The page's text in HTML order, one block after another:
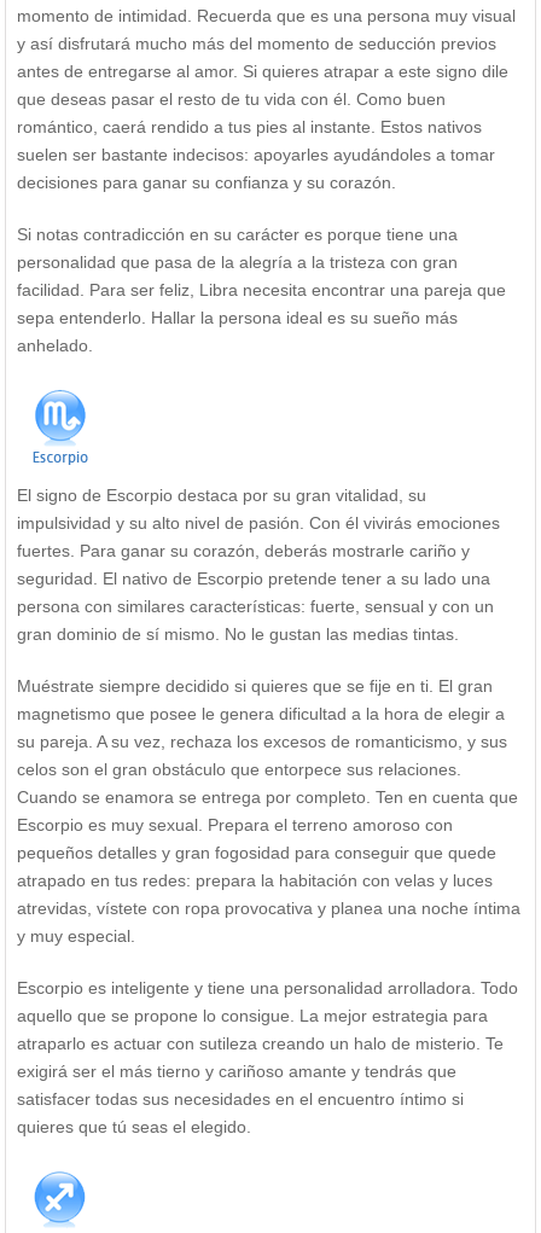
momento de intimidad. Recuerda que es una persona muy visual
y así disfrutará mucho más del momento de seducción previos
antes de entregarse al amor. Si quieres atrapar a este signo dile
que deseas pasar el resto de tu vida con él. Como buen
romántico, caerá rendido a tus pies al instante. Estos nativos
suelen ser bastante indecisos: apoyarles ayudándoles a tomar
decisiones para ganar su confianza y su corazón.
Si notas contradicción en su carácter es porque tiene una
personalidad que pasa de la alegría a la tristeza con gran
facilidad. Para ser feliz, Libra necesita encontrar una pareja que
sepa entenderlo. Hallar la persona ideal es su sueño más
anhelado.
El signo de Escorpio destaca por su gran vitalidad, su
impulsividad y su alto nivel de pasión. Con él vivirás emociones
fuertes. Para ganar su corazón, deberás mostrarle cariño y
seguridad. El nativo de Escorpio pretende tener a su lado una
persona con similares características: fuerte, sensual y con un
gran dominio de sí mismo. No le gustan las medias tintas.
Muéstrate siempre decidido si quieres que se fije en ti. El gran
magnetismo que posee le genera dificultad a la hora de elegir a
su pareja. A su vez, rechaza los excesos de romanticismo, y sus
celos son el gran obstáculo que entorpece sus relaciones.
Cuando se enamora se entrega por completo. Ten en cuenta que
Escorpio es muy sexual. Prepara el terreno amoroso con
pequeños detalles y gran fogosidad para conseguir que quede
atrapado en tus redes: prepara la habitación con velas y luces
atrevidas, vístete con ropa provocativa y planea una noche íntima
y muy especial.
Escorpio es inteligente y tiene una personalidad arrolladora. Todo
aquello que se propone lo consigue. La mejor estrategia para
atraparlo es actuar con sutileza creando un halo de misterio. Te
exigirá ser el más tierno y cariñoso amante y tendrás que
satisfacer todas sus necesidades en el encuentro íntimo si
quieres que tú seas el elegido.